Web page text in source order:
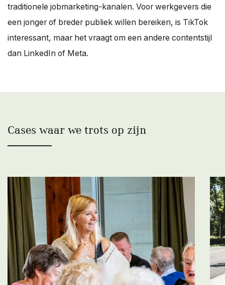
traditionele jobmarketing-kanalen. Voor werkgevers die
een jonger of breder publiek willen bereiken, is TikTok
interessant, maar het vraagt om een andere contentstijl
dan LinkedIn of Meta.
Cases waar we trots op zijn